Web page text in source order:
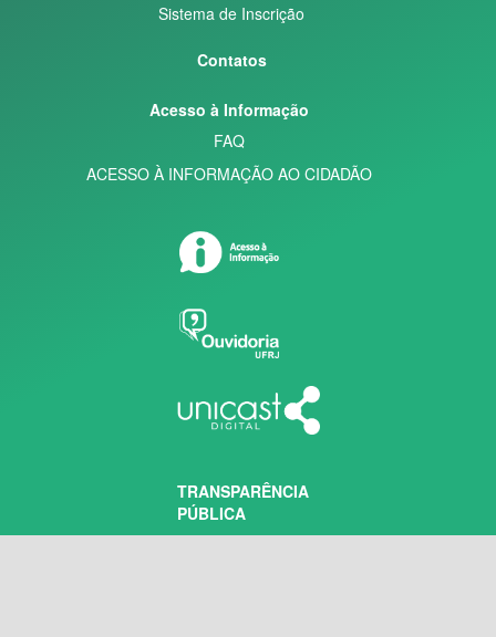
Sistema de Inscrição
Contatos
Acesso à Informação
FAQ
ACESSO À INFORMAÇÃO AO CIDADÃO
TRANSPARÊNCIA
PÚBLICA